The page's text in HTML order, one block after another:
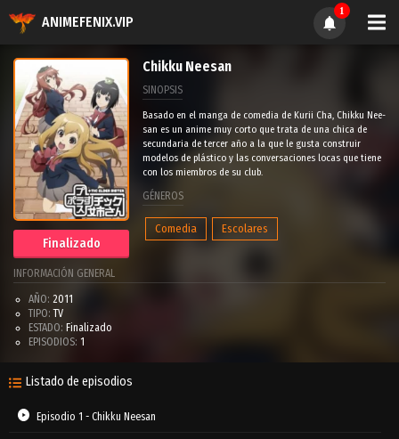
ANIMEFENIX.VIP
1
Finalizado
Chikku Neesan
SINOPSIS
Basado en el manga de comedia de Kurii Cha, Chikku Nee-
san es un anime muy corto que trata de una chica de
secundaria de tercer año a la que le gusta construir
modelos de plástico y las conversaciones locas que tiene
con los miembros de su club.
GÉNEROS
Comedia Escolares
INFORMACIÓN GENERAL
AÑO: 2011
TIPO: TV
ESTADO: Finalizado
EPISODIOS: 1
Listado de episodios
Episodio 1 - Chikku Neesan